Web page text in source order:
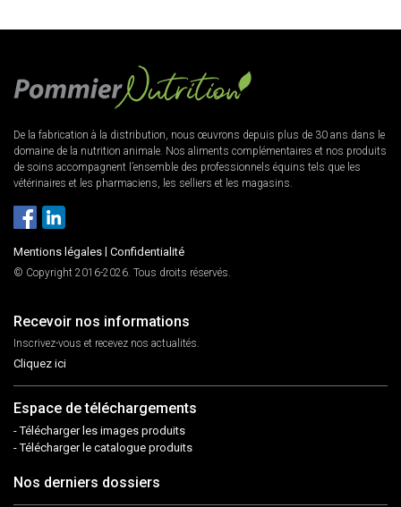
De la fabrication à la distribution, nous œuvrons depuis plus de 30 ans dans le
domaine de la nutrition animale. Nos aliments complémentaires et nos produits
de soins accompagnent l’ensemble des professionnels équins tels que les
vétérinaires et les pharmaciens, les selliers et les magasins.
Mentions légales Confidentialité
© Copyright 2016-2026. Tous droits réservés.
Recevoir nos informations
Inscrivez-vous et recevez nos actualités.
Cliquez ici
Espace de téléchargements
- Télécharger les images produits
- Télécharger le catalogue produits
Nos derniers dossiers